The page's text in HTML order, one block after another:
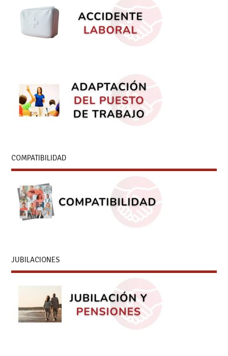
COMPATIBILIDAD
JUBILACIONES